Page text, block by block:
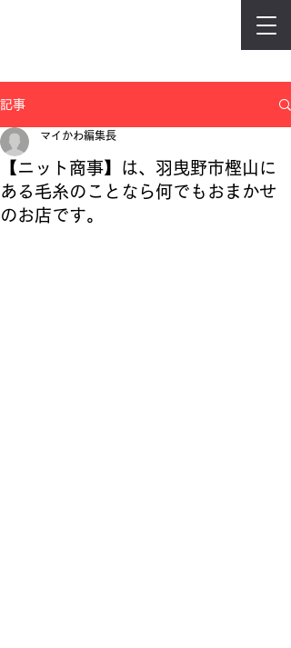
記事
【ニット商事】は、羽曳野市樫山に
ある毛糸のことなら何でもおまかせ
のお店です。
マイかわ編集長